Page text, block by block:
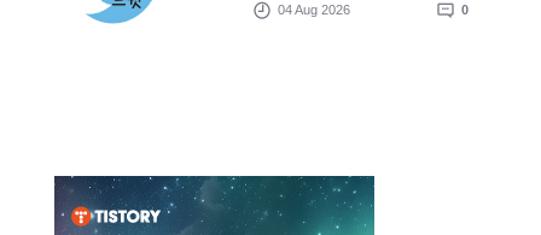
04 Aug 2026 0